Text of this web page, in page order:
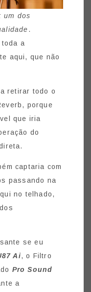
um dos
.
a
aqui, que não
retirar todo o
porque
que iria
do
captaria com
passando na
no telhado,
se eu
Ai, o Filtro
Pro Sound
a